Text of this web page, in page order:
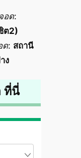
อด:
ต2)
ด: สถานี
ง
ที่นี่